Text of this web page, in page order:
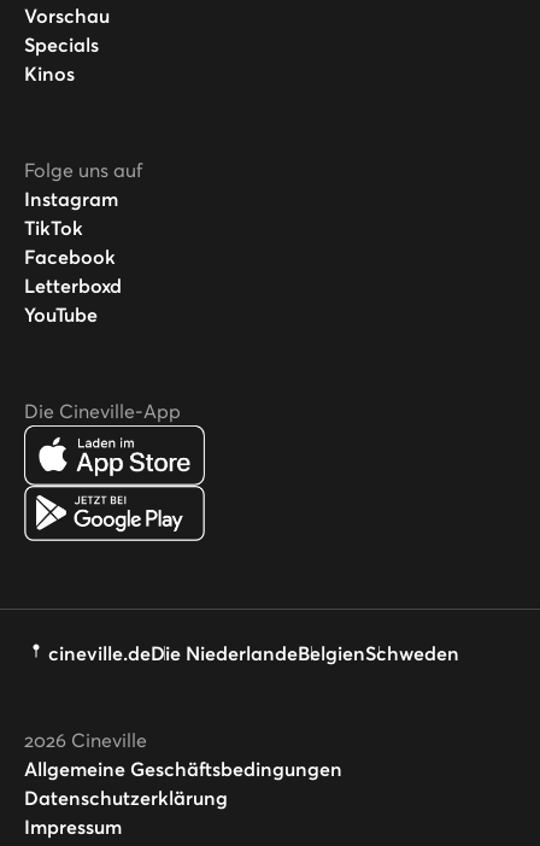
Vorschau
Specials
Kinos
Folge uns auf
Instagram
TikTok
Facebook
Letterboxd
YouTube
Die Cineville-App
cineville.deDie NiederlandeBelgienSchweden
2026 Cineville
Allgemeine Geschäftsbedingungen
Datenschutzerklärung
Impressum